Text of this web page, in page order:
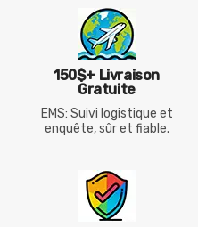
150$+ Livraison
Gratuite
EMS: Suivi logistique et
enquête, sûr et fiable.